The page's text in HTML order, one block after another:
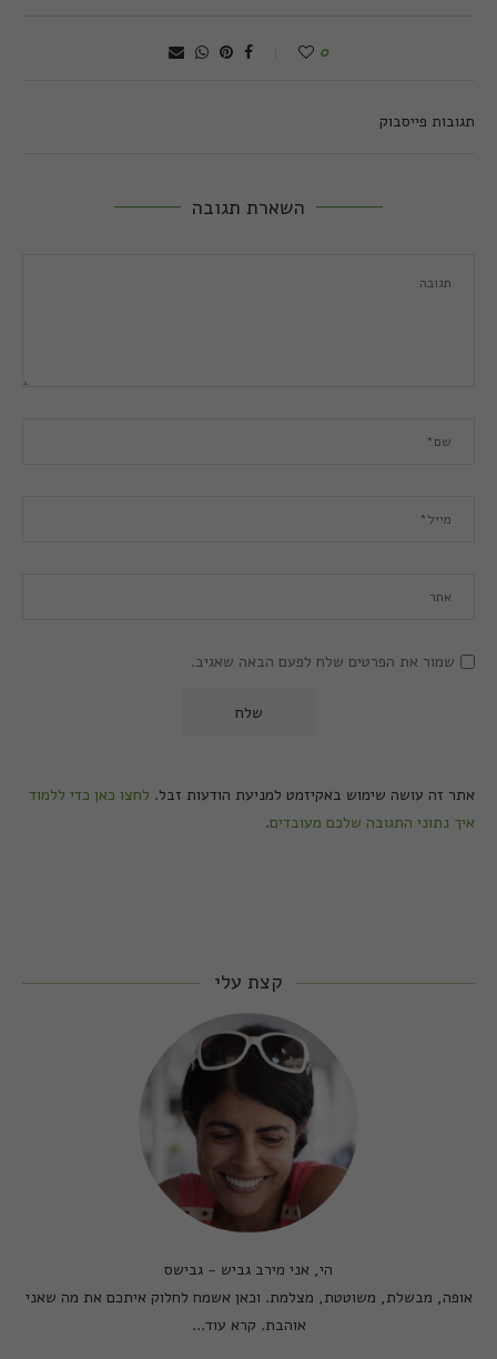
0
תגובות פייסבוק
השארת תגובה
שמור את הפרטים שלח לפעם הבאה שאגיב.
אתר זה עושה שימוש באקיזמט למניעת הודעות זבל. לחצו כאן כדי ללמוד
איך נתוני התגובה שלכם מעובדים.
קצת עלי
הי, אני מירב גביש - גבישס
אופה, מבשלת, משוטטת, מצלמת. וכאן אשמח לחלוק איתכם את מה שאני
אוהבת. קרא עוד...